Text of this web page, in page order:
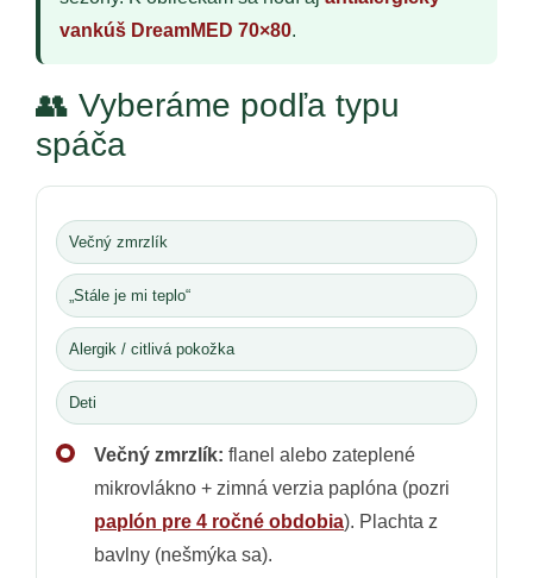
vankúš DreamMED 70×80.
👥 Vyberáme podľa typu
spáča
Večný zmrzlík
„Stále je mi teplo“
Alergik / citlivá pokožka
Deti
Večný zmrzlík: flanel alebo zateplené
mikrovlákno + zimná verzia paplóna (pozri
paplón pre 4 ročné obdobia). Plachta z
bavlny (nešmýka sa).